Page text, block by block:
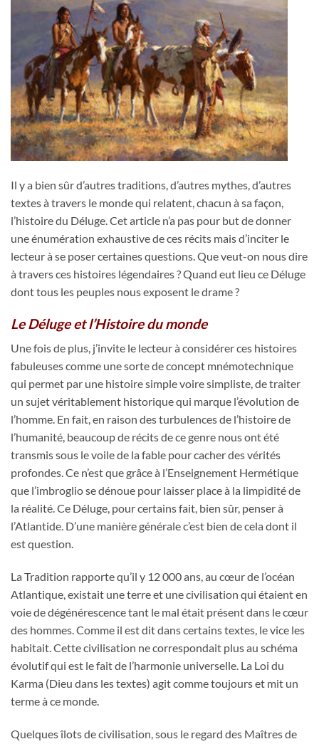
Il y a bien sûr d’autres traditions, d’autres mythes, d’autres
textes à travers le monde qui relatent, chacun à sa façon,
l’histoire du Déluge. Cet article n’a pas pour but de donner
une énumération exhaustive de ces récits mais d’inciter le
lecteur à se poser certaines questions. Que veut-on nous dire
à travers ces histoires légendaires ? Quand eut lieu ce Déluge
dont tous les peuples nous exposent le drame ?
Le Déluge et l’Histoire du monde
Une fois de plus, j’invite le lecteur à considérer ces histoires
fabuleuses comme une sorte de concept mnémotechnique
qui permet par une histoire simple voire simpliste, de traiter
un sujet véritablement historique qui marque l’évolution de
l’homme. En fait, en raison des turbulences de l’histoire de
l’humanité, beaucoup de récits de ce genre nous ont été
transmis sous le voile de la fable pour cacher des vérités
profondes. Ce n’est que grâce à l’Enseignement Hermétique
que l’imbroglio se dénoue pour laisser place à la limpidité de
la réalité. Ce Déluge, pour certains fait, bien sûr, penser à
l’Atlantide. D’une manière générale c’est bien de cela dont il
est question.
La Tradition rapporte qu’il y 12 000 ans, au cœur de l’océan
Atlantique, existait une terre et une civilisation qui étaient en
voie de dégénérescence tant le mal était présent dans le cœur
des hommes. Comme il est dit dans certains textes, le vice les
habitait. Cette civilisation ne correspondait plus au schéma
évolutif qui est le fait de l’harmonie universelle. La Loi du
Karma (Dieu dans les textes) agit comme toujours et mit un
terme à ce monde.
Quelques îlots de civilisation, sous le regard des Maîtres de